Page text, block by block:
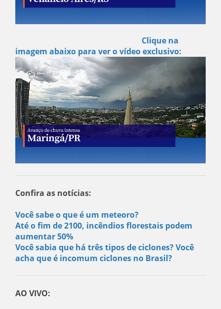
Clique na
imagem abaixo para ver o vídeo exclusivo:
Confira as notícias:
Você sabe o que é um meteoro?
Até o fim de 2100, incêndios florestais podem
aumentar 50%
Você sabia que há três tipos de ciclones? Você
acha que é incomum ciclones no Brasil?
AO VIVO: